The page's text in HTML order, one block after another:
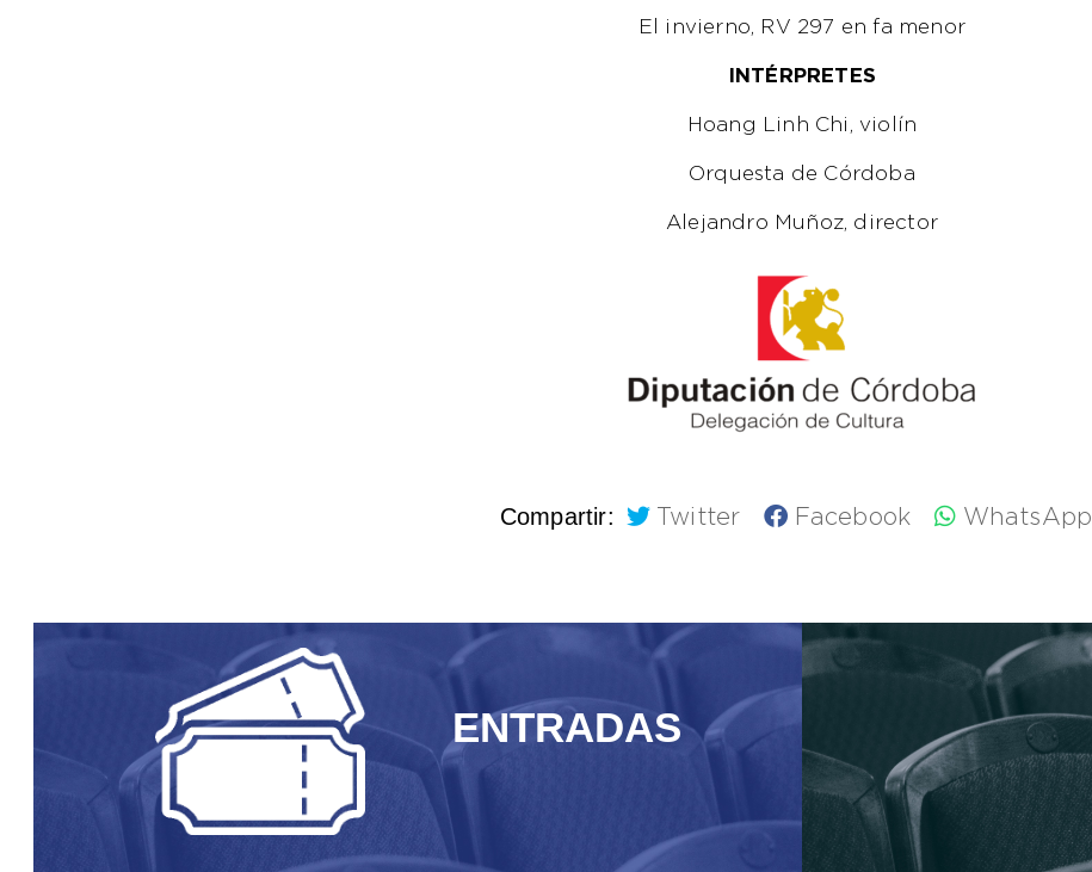
El invierno, RV 297 en fa menor
INTÉRPRETES
Hoang Linh Chi, violín
Orquesta de Córdoba
Alejandro Muñoz, director
Compartir: Twitter Facebook WhatsApp
ENTRADAS